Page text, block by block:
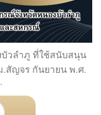
วลำภู ที่ใช้สนับสนุน
.สัญจร กันยายน พ.ศ.